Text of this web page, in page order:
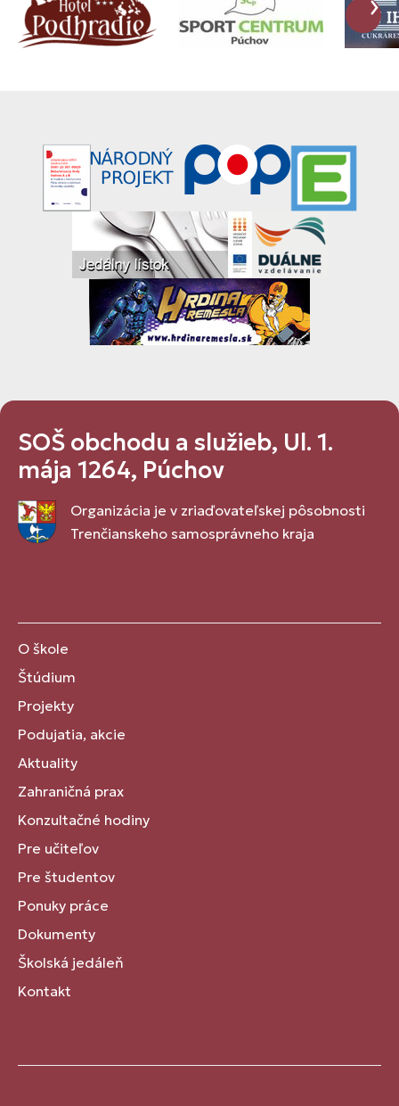
SOŠ obchodu a služieb, Ul. 1.
mája 1264, Púchov
Organizácia je v zriaďovateľskej pôsobnosti
Trenčianskeho samosprávneho kraja
O škole
Štúdium
Projekty
Podujatia, akcie
Aktuality
Zahraničná prax
Konzultačné hodiny
Pre učiteľov
Pre študentov
Ponuky práce
Dokumenty
Školská jedáleň
Kontakt